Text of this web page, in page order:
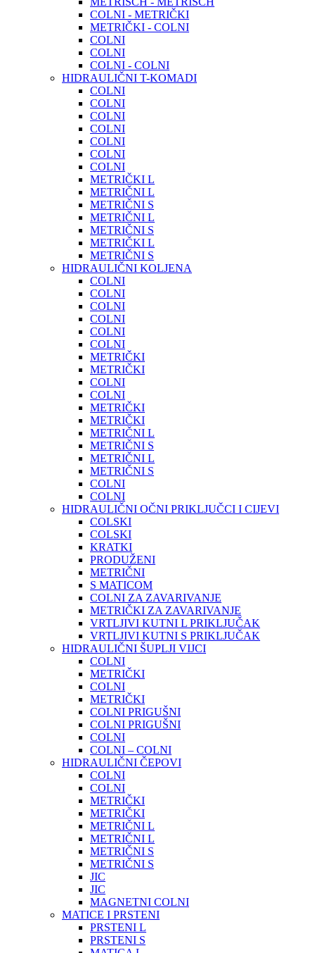
COLNI - METRIČKI
METRIČKI - COLNI
COLNI
COLNI
COLNI - COLNI
HIDRAULIČNI T-KOMADI
COLNI
COLNI
COLNI
COLNI
COLNI
COLNI
COLNI
METRIČKI L
METRIČNI L
METRIČNI S
METRIČNI L
METRIČNI S
METRIČKI L
METRIČNI S
HIDRAULIČNI KOLJENA
COLNI
COLNI
COLNI
COLNI
COLNI
COLNI
METRIČKI
METRIČKI
COLNI
COLNI
METRIČKI
METRIČKI
METRIČNI L
METRIČNI S
METRIČNI L
METRIČNI S
COLNI
COLNI
HIDRAULIČNI OČNI PRIKLJUČCI I CIJEVI
COLSKI
COLSKI
KRATKI
PRODUŽENI
METRIČNI
S MATICOM
COLNI ZA ZAVARIVANJE
METRIČKI ZA ZAVARIVANJE
VRTLJIVI KUTNI L PRIKLJUČAK
VRTLJIVI KUTNI S PRIKLJUČAK
HIDRAULIČNI ŠUPLJI VIJCI
COLNI
METRIČKI
COLNI
METRIČKI
COLNI PRIGUŠNI
COLNI PRIGUŠNI
COLNI
COLNI – COLNI
HIDRAULIČNI ČEPOVI
COLNI
COLNI
METRIČKI
METRIČKI
METRIČNI L
METRIČNI L
METRIČNI S
METRIČNI S
JIC
JIC
MAGNETNI COLNI
MATICE I PRSTENI
PRSTENI L
PRSTENI S